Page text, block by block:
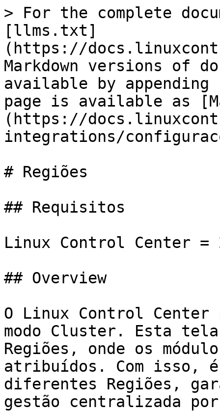
> For the complete
[llms.txt]
(https://
Markdown versions of
available by
page is available as
(https://
integrations/
# Regiões
## Requisitos
Linux Control Center =
## Overview
O Linux Control
modo Cluster. Esta
Regiões, onde os
atribuídos. Com isso, é
diferentes Regiões,
gestão centralizada